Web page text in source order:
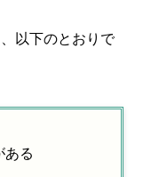
以下のとおりで
ある